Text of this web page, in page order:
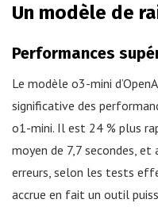
Un modèle de
Performances
Le modèle o3-mini
significative des
o1-mini. Il est 24 % plus
moyen de 7,7 secondes,
erreurs, selon les tests
accrue en fait un outil